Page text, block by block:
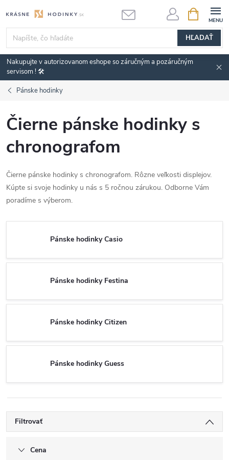
na
obsah
HĽADAŤ
KOŠÍK
Nakupujte v autorizovanom eshope so záručným a pozáručným
servisom ! 🛠️
Pánske hodinky
Čierne pánske hodinky s
chronografom
Čierne pánske hodinky s chronografom. Rôzne veľkosti displejov.
Kúpte si svoje hodinky u nás s 5 ročnou zárukou. Odborne Vám
poradíme s výberom.
Pánske hodinky Casio
Pánske hodinky Festina
Pánske hodinky Citizen
Pánske hodinky Guess
Filtrovať
Cena